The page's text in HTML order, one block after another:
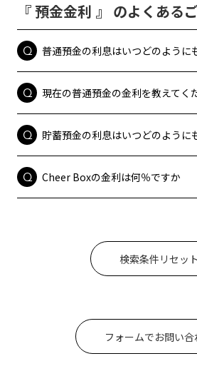
『 預金金利 』 のよくある
普通預金の利息はいつどのように
現在の普通預金の金利を教えてく
貯蓄預金の利息はいつどのように
Cheer Boxの金利は何％ですか
検索条件リセット
フォームでお問い合